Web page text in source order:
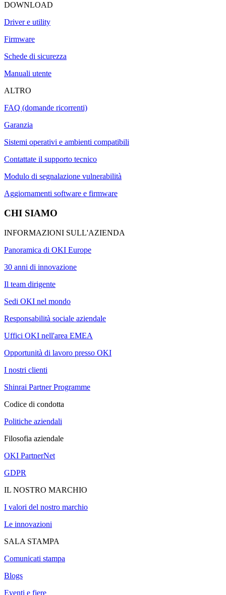
DOWNLOAD
Driver e utility
Firmware
Schede di sicurezza
Manuali utente
ALTRO
FAQ (domande ricorrenti)
Garanzia
Sistemi operativi e ambienti compatibili
Contattate il supporto tecnico
Modulo di segnalazione vulnerabilità
Aggiornamenti software e firmware
CHI SIAMO
INFORMAZIONI SULL'AZIENDA
Panoramica di OKI Europe
30 anni di innovazione
Il team dirigente
Sedi OKI nel mondo
Responsabilità sociale aziendale
Uffici OKI nell'area EMEA
Opportunità di lavoro presso OKI
I nostri clienti
Shinrai Partner Programme
Codice di condotta
Politiche aziendali
Filosofia aziendale
OKI PartnerNet
GDPR
IL NOSTRO MARCHIO
I valori del nostro marchio
Le innovazioni
SALA STAMPA
Comunicati stampa
Blogs
Eventi e fiere